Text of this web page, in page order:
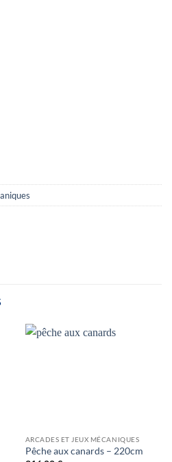
ARCADES ET JEUX MÉCANIQUES
Pêche aux canards – 220cm